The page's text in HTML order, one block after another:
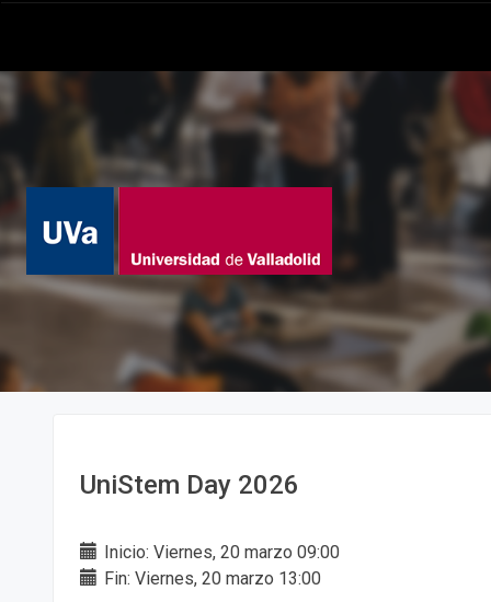
UniStem Day 2026
Inicio: Viernes, 20 marzo 09:00
Fin: Viernes, 20 marzo 13:00